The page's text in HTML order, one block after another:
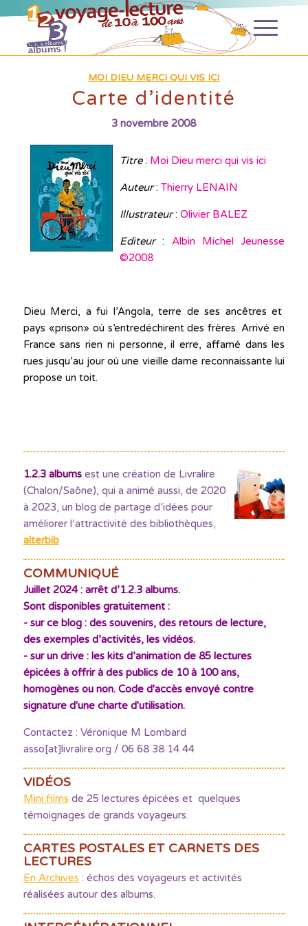
MOI DIEU MERCI QUI VIS ICI
Carte d’identité
3 novembre 2008
Titre: Moi Dieu merci qui vis ici
Auteur: Thierry LENAIN
Illustrateur: Olivier BALEZ
Editeur: Albin Michel Jeunesse
©2008
Dieu Merci, a fui l’Angola, terre de ses ancêtres et
pays «prison» où s’entredéchirent des frères. Arrivé en
France sans rien ni personne, il erre, affamé dans les
rues jusqu’au jour où une vieille dame reconnaissante lui
propose un toit.
1.2.3 albumsest une création de Livralire
(Chalon/Saône), qui a animé aussi, de 2020
à 2023, un blog de partage d’idées pour
améliorer l’attractivité des bibliothèques,
alterbib
COMMUNIQUÉ
Juillet 2024 : arrêt d’1.2.3 albums.
Sont disponibles gratuitement :
- sur ce blog : des souvenirs, des retours de lecture,
des exemples d’activités, les vidéos.
- sur un drive : les kits d’animation de 85 lectures
épicées à offrir à des publics de 10 à 100 ans,
homogènes ou non. Code d'accès envoyé contre
signature d'une charte d'utilisation.
Contactez : Véronique M Lombard
asso[at]livralire.org / 06 68 38 14 44
VIDÉOS
Mini films de 25 lectures épicées et quelques
témoignages de grands voyageurs.
CARTES POSTALES ET CARNETS DES
LECTURES
En Archives : échos des voyageurs et activités
réalisées autour des albums.